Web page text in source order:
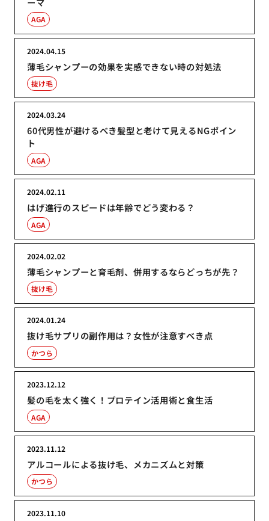
AGA
薄毛シャンプーの効果を実感できない時の対処法
2024.04.15
抜け毛
60代男性が避けるべき髪型と老けて見えるNGポイン
ト
2024.03.24
AGA
はげ進行のスピードは年齢でどう変わる？
2024.02.11
AGA
薄毛シャンプーと育毛剤、併用するならどっちが先？
2024.02.02
抜け毛
抜け毛サプリの副作用は？女性が注意すべき点
2024.01.24
かつら
髪の毛を太く強く！プロテイン活用術と食生活
2023.12.12
AGA
アルコールによる抜け毛、メカニズムと対策
2023.11.12
かつら
2023.11.10